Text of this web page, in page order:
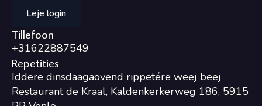
Leje login
Tillefoon
+31622887549
Repetities
Iddere dinsdaagaovend rippetére weej beej
Restaurant de Kraal, Kaldenkerkerweg 186, 5915